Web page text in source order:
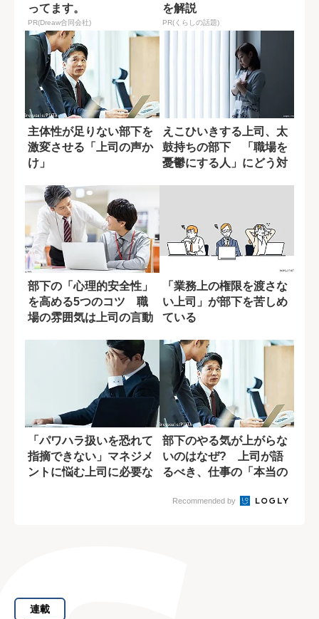
ってます。
PR(Dreaw合同会社)
を解説
PR(くらしの話題)
主体性が足りない部下を
激変させる「上司の声か
け」
えこひいきする上司、太
鼓持ちの部下 「職場を
憂鬱にする人」にどう対
部下の「心理的安全性」
を高める5つのコツ 職
場の雰囲気は上司の言動
「業務上の権限を渡さな
い上司」が部下を苦しめ
ている
「パワハラ扱いを恐れて
指摘できない」マネジメ
ントに悩む上司に必要な
部下のやる気が上がらな
いのはなぜ? 上司が語
るべき、仕事の「本当の
Recommended by
連載